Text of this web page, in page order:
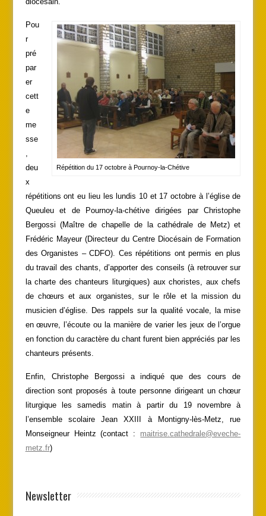
Répétition du 17 octobre à Pournoy-la-Chétive
Pou
r
pré
par
er
cett
e
me
sse
deu
x
répétitions ont eu lieu les lundis 10 et 17 octobre à l’église de
Queuleu et de Pournoy-la-chétive dirigées par Christophe
Bergossi (Maître de chapelle de la cathédrale de Metz) et
Frédéric Mayeur (Directeur du Centre Diocésain de Formation
des Organistes – CDFO). Ces répétitions ont permis en plus
du travail des chants, d’apporter des conseils (à retrouver sur
la charte des chanteurs liturgiques) aux choristes, aux chefs
de chœurs et aux organistes, sur le rôle et la mission du
musicien d’église. Des rappels sur la qualité vocale, la mise
en œuvre, l’écoute ou la manière de varier les jeux de l’orgue
en fonction du caractère du chant furent bien appréciés par les
chanteurs présents.
Enfin, Christophe Bergossi a indiqué que des cours de
direction sont proposés à toute personne dirigeant un chœur
liturgique les samedis matin à partir du 19 novembre à
l’ensemble scolaire Jean XXIII à Montigny-lès-Metz, rue
Monseigneur Heintz (contact : maitrise.cathedrale@eveche-
metz.fr)
Newsletter